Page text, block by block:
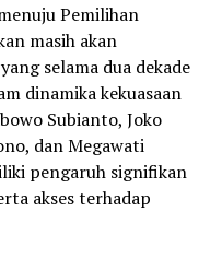
Pemilihan
masih akan
selama dua dekade
dinamika kekuasaan
Subianto, Joko
dan Megawati
pengaruh signifikan
akses terhadap